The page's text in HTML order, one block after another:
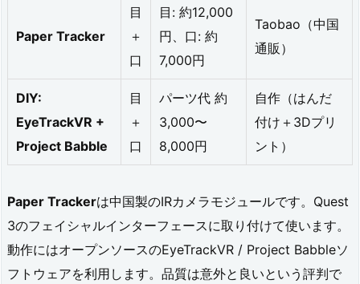
ト
体
よ
先
に、
消
Paper Tracker
目
＋
口
目: 約12,000
円、口: 約
7,000円
Taobao（中国
通販）
DIY:
EyeTrackVR +
Project Babble
目
＋
口
パーツ代 約
3,000〜
8,000円
自作（はんだ
付け＋3Dプリ
ント）
Paper Trackerは中国製のIRカメラモジュールです。Quest
3のフェイシャルインターフェースに取り付けて使います。
動作にはオープンソースのEyeTrackVR / Project Babbleソ
フトウェアを利用します。品質は意外と良いという評判で